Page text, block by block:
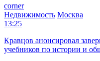
corner
Недвижимость Москва
13:25
Кравцов анонсировал
учебников по истории и